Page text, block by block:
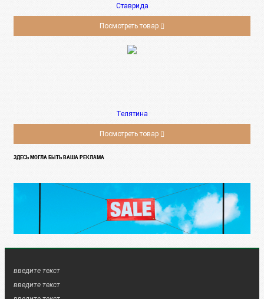
Ставрида
Посмотреть товар
Телятина
Посмотреть товар
ЗДЕСЬ МОГЛА БЫТЬ ВАША РЕКЛАМА
введите текст
введите текст